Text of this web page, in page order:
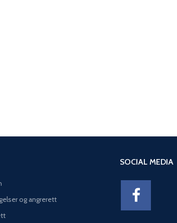
og angrerett
SOCIAL MEDIA